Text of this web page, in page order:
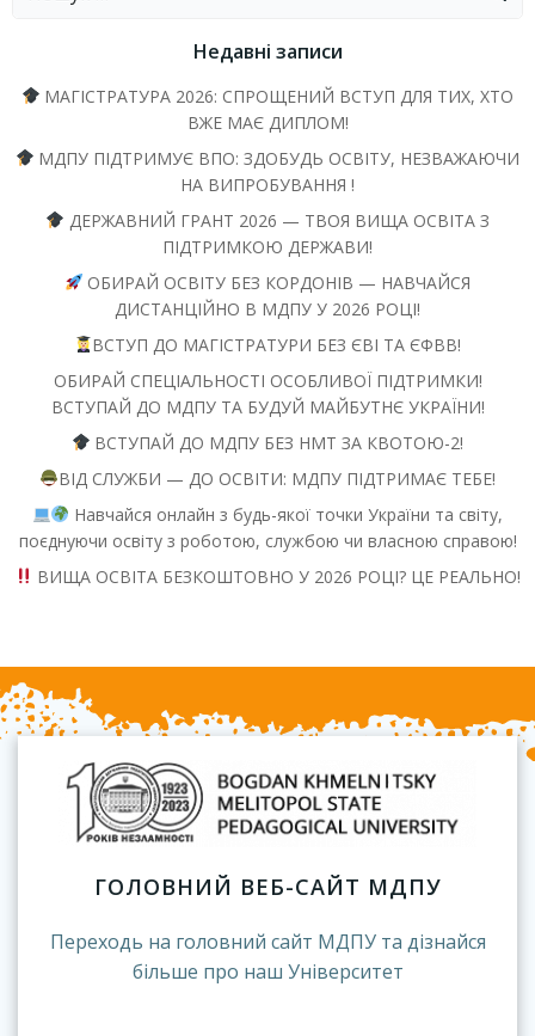
Недавні записи
МАГІСТРАТУРА 2026: СПРОЩЕНИЙ ВСТУП ДЛЯ ТИХ, ХТО
ВЖЕ МАЄ ДИПЛОМ!
МДПУ ПІДТРИМУЄ ВПО: ЗДОБУДЬ ОСВІТУ, НЕЗВАЖАЮЧИ
НА ВИПРОБУВАННЯ !
ДЕРЖАВНИЙ ГРАНТ 2026 — ТВОЯ ВИЩА ОСВІТА З
ПІДТРИМКОЮ ДЕРЖАВИ!
ОБИРАЙ ОСВІТУ БЕЗ КОРДОНІВ — НАВЧАЙСЯ
ДИСТАНЦІЙНО В МДПУ У 2026 РОЦІ!
ВСТУП ДО МАГІСТРАТУРИ БЕЗ ЄВІ ТА ЄФВВ!
ОБИРАЙ СПЕЦІАЛЬНОСТІ ОСОБЛИВОЇ ПІДТРИМКИ!
ВСТУПАЙ ДО МДПУ ТА БУДУЙ МАЙБУТНЄ УКРАЇНИ!
ВСТУПАЙ ДО МДПУ БЕЗ НМТ ЗА КВОТОЮ-2!
ВІД СЛУЖБИ — ДО ОСВІТИ: МДПУ ПІДТРИМАЄ ТЕБЕ!
Навчайся онлайн з будь-якої точки України та світу,
поєднуючи освіту з роботою, службою чи власною справою!
ВИЩА ОСВІТА БЕЗКОШТОВНО У 2026 РОЦІ? ЦЕ РЕАЛЬНО!
ГОЛОВНИЙ ВЕБ-САЙТ МДПУ
Переходь на головний сайт МДПУ та дізнайся
більше про наш Університет